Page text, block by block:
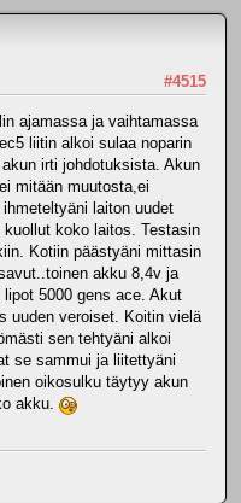
#4515
ajamassa ja vaihtamassa
liitin alkoi sulaa noparin
irti johdotuksista. Akun
mitään muutosta,ei
laiton uudet
koko laitos. Testasin
Kotiin päästyäni mittasin
akku 8,4v ja
5000 gens ace. Akut
uuden veroiset. Koitin vielä
sen tehtyäni alkoi
se sammui ja liitettyäni
oikosulku täytyy akun
akku.